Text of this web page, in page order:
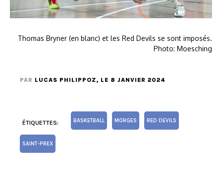
Thomas Bryner (en blanc) et les Red Devils se sont imposés.
Photo: Moesching
PAR LUCAS PHILIPPOZ, LE 8 JANVIER 2024
ÉTIQUETTES: BASKETBALL MORGES RED DEVILS
SAINT-PREX